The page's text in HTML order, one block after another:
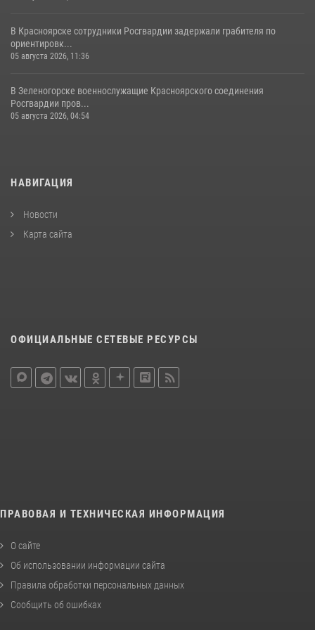
В Красноярске сотрудники Росгвардии задержали грабителя по
ориентировк...
05 августа 2026, 11:36
В Зеленогорске военнослужащие Красноярского соединения
Росгвардии пров...
05 августа 2026, 04:54
НАВИГАЦИЯ
Новости
Карта сайта
ОФИЦИАЛЬНЫЕ СЕТЕВЫЕ РЕСУРСЫ
ПРАВОВАЯ И ТЕХНИЧЕСКАЯ ИНФОРМАЦИЯ
О сайте
Об использовании информации сайта
Правила обработки персональных данных
Сообщить об ошибках